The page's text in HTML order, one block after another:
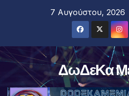
7 Αυγούστου, 2026
ΔωΔεΚα